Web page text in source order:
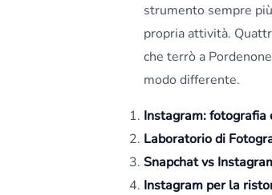
strumento sempre
propria attività.
che terrò a
modo differente.
Instagram: fotografia
Laboratorio di
Snapchat vs
Instagram per la